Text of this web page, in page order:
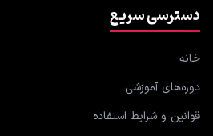
دسترسی سریع
خانه
دوره‌های آموزشی
قوانین و شرایط استفاده